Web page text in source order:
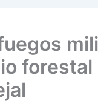
forestal